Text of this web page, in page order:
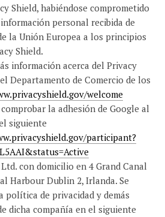
Shield, habiéndose comprometido
personal recibida de
la Unión Europea a los principios
Shield.
información acerca del Privacy
Departamento de Comercio de los
welcome
la adhesión de Google al
siguiente
participant?
con domicilio en 4 Grand Canal
Harbour Dublin 2, Irlanda. Se
política de privacidad y demás
dicha compañía en el siguiente